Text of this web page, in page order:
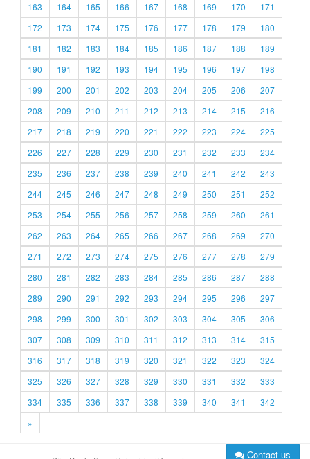
163
164 165 166 167 168 169 170
171
172
173 174 175 176 177 178 179
180
181
182 183 184 185 186 187 188
189
190
191 192 193 194 195 196 197
198
199
200 201 202 203 204 205 206
207
208
209 210 211 212 213 214 215
216
217
218 219 220 221 222 223 224
225
226
227 228 229 230 231 232 233
234
235
236 237 238 239 240 241 242
243
244
245 246 247 248 249 250 251
252
253
254 255 256 257 258 259 260
261
262
263 264 265 266 267 268 269
270
271
272 273 274 275 276 277 278
279
280
281 282 283 284 285 286 287
288
289
290 291 292 293 294 295 296
297
298
299 300 301 302 303 304 305
306
307
308 309 310 311 312 313 314
315
316
317 318 319 320 321 322 323
324
325
326 327 328 329 330 331 332
333
334
335 336 337 338 339 340 341
342
»
Contact us